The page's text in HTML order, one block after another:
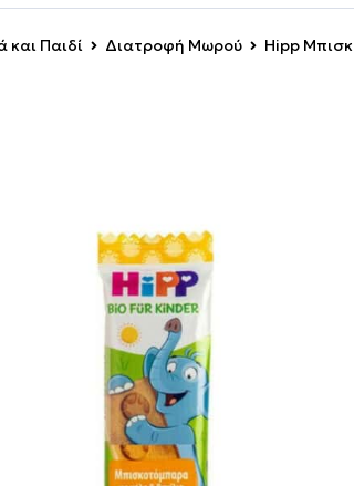
και Παιδί Διατροφή Μωρού Hipp